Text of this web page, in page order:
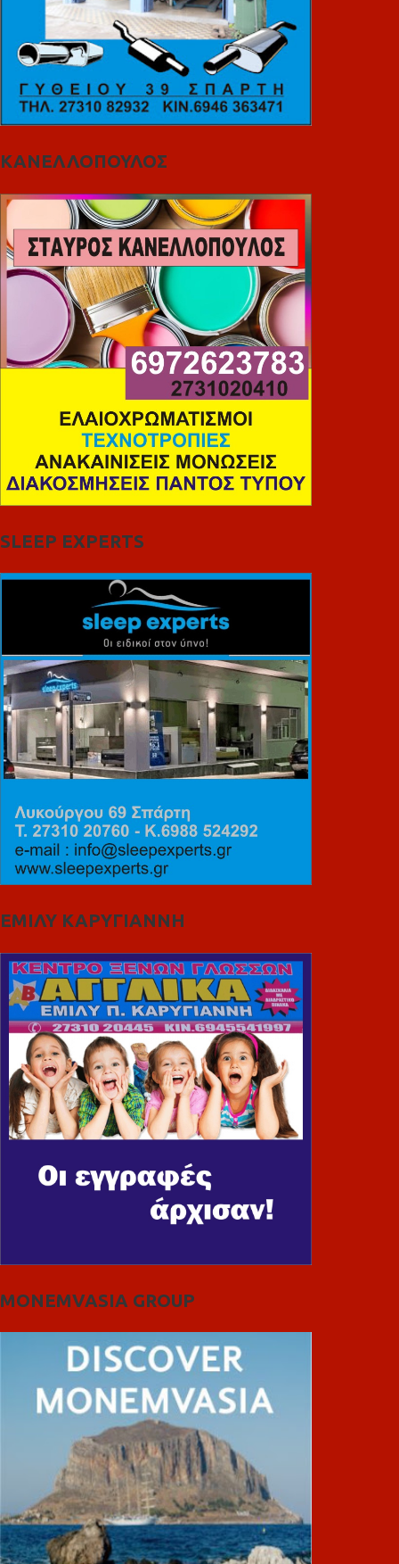
ΚΑΝΕΛΛΟΠΟΥΛΟΣ
SLEEP EXPERTS
ΕΜΙΛΥ ΚΑΡΥΓΙΑΝΝΗ
MONEMVASIA GROUP